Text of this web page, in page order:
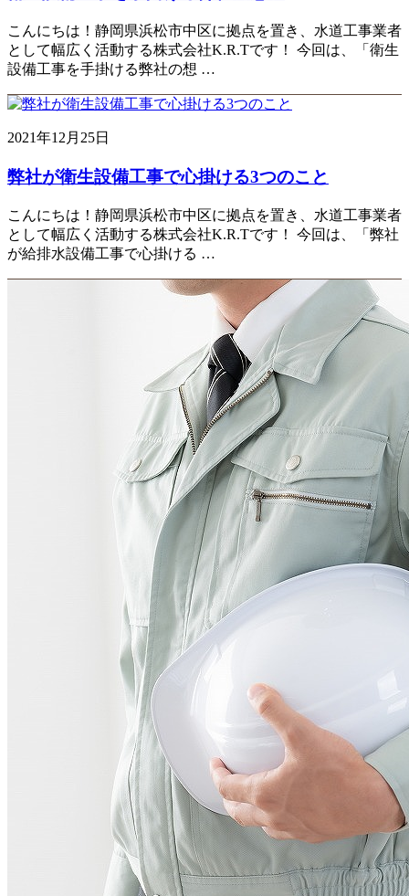
こんにちは！静岡県浜松市中区に拠点を置き、水道工事業者
として幅広く活動する株式会社K.R.Tです！ 今回は、「衛生
設備工事を手掛ける弊社の想 …
2021年12月25日
弊社が衛生設備工事で心掛ける3つのこと
こんにちは！静岡県浜松市中区に拠点を置き、水道工事業者
として幅広く活動する株式会社K.R.Tです！ 今回は、「弊社
が給排水設備工事で心掛ける …